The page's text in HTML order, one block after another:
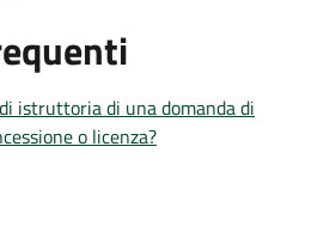
istruttoria di una domanda di
o licenza?